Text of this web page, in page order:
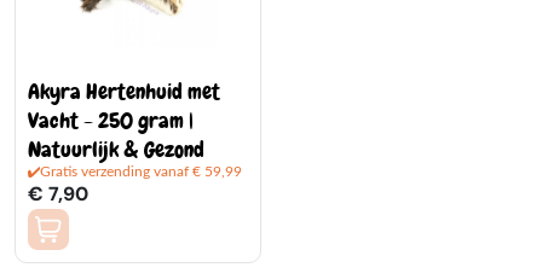
Akyra Hertenhuid met
Vacht - 250 gram |
Natuurlijk & Gezond
Gratis verzending vanaf € 59,99
€ 7,90